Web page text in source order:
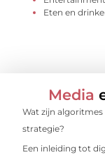
Eten en
Media
Wat zijn
strategie?
Een inleiding tot